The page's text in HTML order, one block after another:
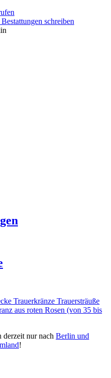
Trauerkränze Trauersträuße
aus roten Rosen (von 35 bis
nur nach Berlin und
!